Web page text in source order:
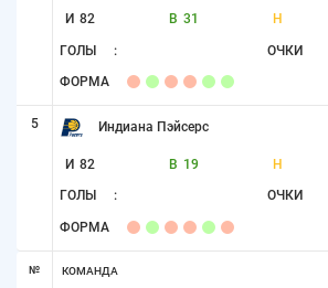
И 82 В 31 Н
ГОЛЫ : ОЧКИ
ФОРМА
5 Индиана Пэйсерс
И 82 В 19 Н
ГОЛЫ : ОЧКИ
ФОРМА
№ КОМАНДА